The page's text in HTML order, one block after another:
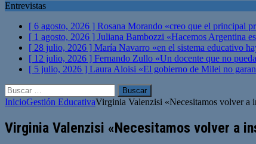
Entrevistas
[ 6 agosto, 2026 ] Rosana Morando «creo que el principal
[ 1 agosto, 2026 ] Juliana Bambozzi «Hacemos Argentina
[ 28 julio, 2026 ] María Navarro «en el sistema educativo
[ 12 julio, 2026 ] Fernando Zullo «Un docente que no
[ 5 julio, 2026 ] Laura Aloisi «El gobierno de Milei no
Buscar:
InicioGestión EducativaVirginia Valenzisi «Necesitamos volver a
Virginia Valenzisi «Necesitamos volver a